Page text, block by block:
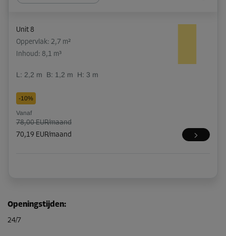
Unit 8
Oppervlak: 2,7 m²
Inhoud: 8,1 m³
L: 2,2 m B: 1,2 m H: 3 m
-10%
Vanaf
78,00 EUR/maand
70,19 EUR/maand
Openingstijden:
24/7